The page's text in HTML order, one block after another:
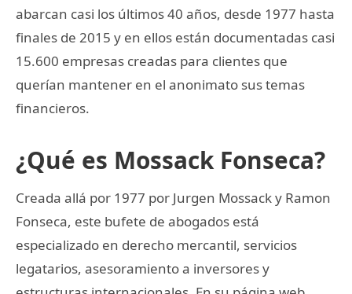
abarcan casi los últimos 40 años, desde 1977 hasta
finales de 2015 y en ellos están documentadas casi
15.600 empresas creadas para clientes que
querían mantener en el anonimato sus temas
financieros.
¿Qué es Mossack Fonseca?
Creada allá por 1977 por Jurgen Mossack y Ramon
Fonseca, este bufete de abogados está
especializado en derecho mercantil, servicios
legatarios, asesoramiento a inversores y